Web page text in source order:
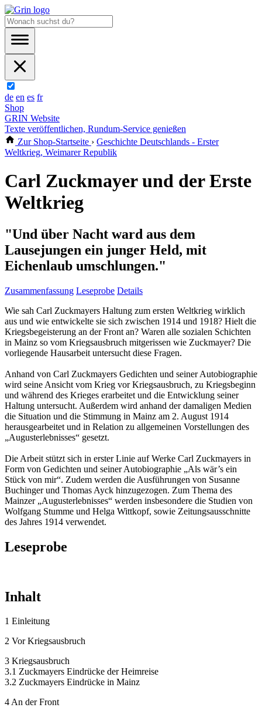
de en es fr
Shop
GRIN Website
Texte veröffentlichen, Rundum-Service genießen
Zur Shop-Startseite › Geschichte Deutschlands - Erster
Weltkrieg, Weimarer Republik
Carl Zuckmayer und der Erste
Weltkrieg
"Und über Nacht ward aus dem
Lausejungen ein junger Held, mit
Eichenlaub umschlungen."
Zusammenfassung Leseprobe Details
Wie sah Carl Zuckmayers Haltung zum ersten Weltkrieg wirklich
aus und wie entwickelte sie sich zwischen 1914 und 1918? Hielt die
Kriegsbegeisterung an der Front an? Waren alle sozialen Schichten
in Mainz so vom Kriegsausbruch mitgerissen wie Zuckmayer? Die
vorliegende Hausarbeit untersucht diese Fragen.
Anhand von Carl Zuckmayers Gedichten und seiner Autobiographie
wird seine Ansicht vom Krieg vor Kriegsausbruch, zu Kriegsbeginn
und während des Krieges erarbeitet und die Entwicklung seiner
Haltung untersucht. Außerdem wird anhand der damaligen Medien
die Situation und die Stimmung in Mainz am 2. August 1914
herausgearbeitet und in Relation zu allgemeinen Vorstellungen des
„Augusterlebnisses“ gesetzt.
Die Arbeit stützt sich in erster Linie auf Werke Carl Zuckmayers in
Form von Gedichten und seiner Autobiographie „Als wär’s ein
Stück von mir“. Zudem werden die Ausführungen von Susanne
Buchinger und Thomas Ayck hinzugezogen. Zum Thema des
Mainzer „Augusterlebnisses“ werden insbesondere die Studien von
Wolfgang Stumme und Helga Wittkopf, sowie Zeitungsausschnitte
des Jahres 1914 verwendet.
Leseprobe
Inhalt
1 Einleitung
2 Vor Kriegsausbruch
3 Kriegsausbruch
3.1 Zuckmayers Eindrücke der Heimreise
3.2 Zuckmayers Eindrücke in Mainz
4 An der Front